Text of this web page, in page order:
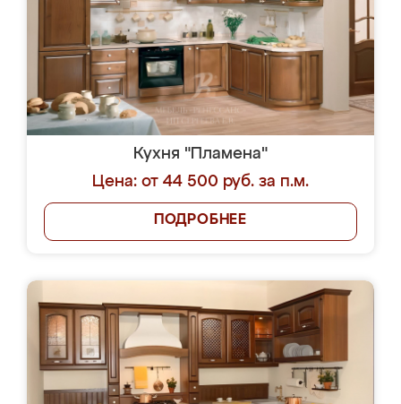
Кухня "Пламена"
Цена: от 44 500 руб. за п.м.
ПОДРОБНЕЕ